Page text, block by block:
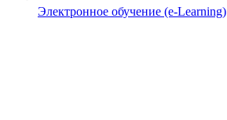
Электронное обучение (e-Learning)